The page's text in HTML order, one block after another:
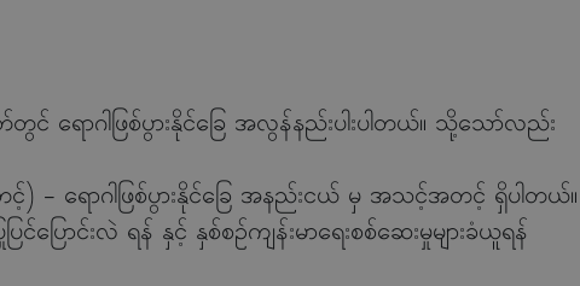
င် ရောဂါဖြစ်ပွားနိုင်ခြေ အလွန်နည်းပါးပါတယ်။ သို့သော်လည်း
) - ရောဂါဖြစ်ပွားနိုင်ခြေ အနည်းငယ် မှ အသင့်အတင့် ရှိပါတယ်။
ြောင်းလဲ ရန် နှင့် နှစ်စဉ်ကျန်းမာရေးစစ်ဆေးမှုများခံယူရန်